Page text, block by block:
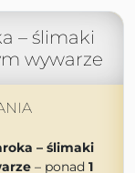
– ślimaki
wywarze
– ślimaki
– ponad 1